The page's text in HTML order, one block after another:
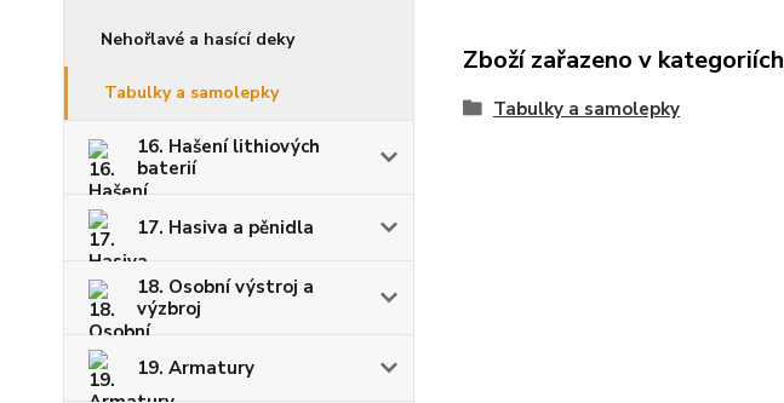
Nehořlavé a hasící deky
Tabulky a samolepky
16. Hašení lithiových
baterií
17. Hasiva a pěnidla
18. Osobní výstroj a
výzbroj
19. Armatury
Zboží zařazeno v kategoriích
Tabulky a samolepky